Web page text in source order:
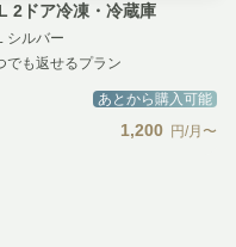
2ドア冷凍・冷蔵庫
シルバー
でも返せるプラン
あとから購入可能
1,200 円/月〜